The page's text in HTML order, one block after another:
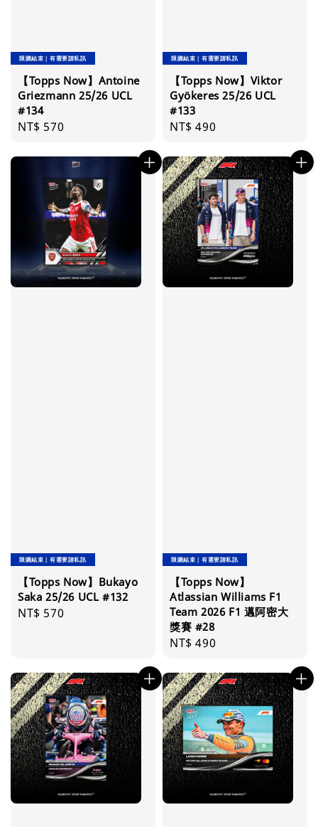
限購結束｜有需要請私訊
【Topps Now】Antoine
Griezmann 25/26 UCL
#134
Regular
NT$ 570
限購結束｜有需要請私訊
【Topps Now】Viktor
Gyökeres 25/26 UCL
#133
Regular
NT$ 490
限購結束｜有需要請私訊
【Topps Now】Bukayo
Saka 25/26 UCL #132
Regular
NT$ 570
限購結束｜有需要請私訊
【Topps Now】
Atlassian Williams F1
Team 2026 F1 邁阿密大
獎賽 #28
Regular
NT$ 490